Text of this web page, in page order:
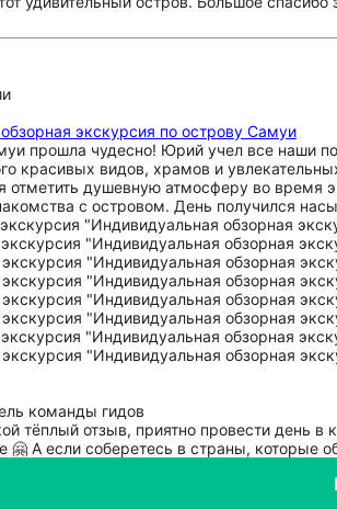
экскурсия по острову Самуи
прошла чудесно! Юрий учел все наши
красивых видов, храмов и
отметить душевную атмосферу во
с островом. День получился
команды гидов
тёплый отзыв, приятно провести день
🤗 А если соберетесь в страны, которые